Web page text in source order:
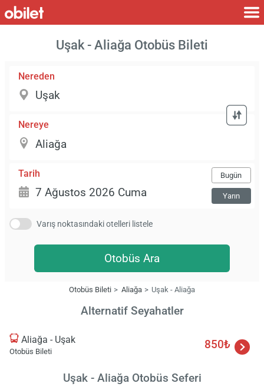
Uşak - Aliağa Otobüs Bileti
Nereden
Nereye
Tarih Bugün
Yarın
Varış noktasındaki otelleri listele
Otobüs Ara
Otobüs Bileti Aliağa Uşak - Aliağa
Alternatif Seyahatler
Aliağa - Uşak
Otobüs Bileti
850₺
Uşak - Aliağa Otobüs Seferi